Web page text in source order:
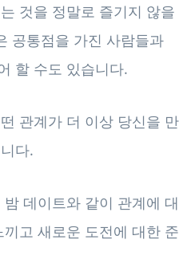
것을 정말로 즐기지 않을
공통점을 가진 사람들과
할 수도 있습니다.
관계가 더 이상 당신을 만
다.
데이트와 같이 관계에 대
고 새로운 도전에 대한 준